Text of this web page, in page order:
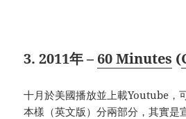
3. 2011年 – 60 Minutes (
十月於美國播放並上載Youtube，
本樣（英文版）分兩部分，其實是